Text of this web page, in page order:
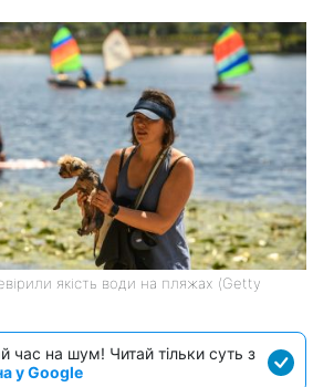
якість води на пляжах (Getty
час на шум! Читай тільки суть з
у Google